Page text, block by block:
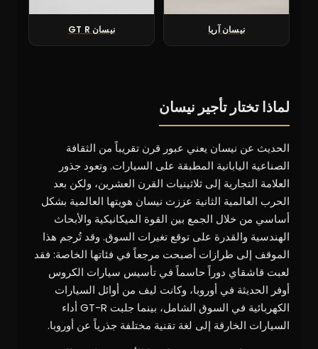
نيسان آريا نيسان GT R
لماذا تختار تأجير نيسان
الحديث عن نيسان يعني عبور قرن تقريباً من الثقافة
الصناعية اليابانية المطبقة على السيارات. وتعود جذور
العلامة التجارية إلى ثلاثينيات القرن العشرين، ولكن بعد
الحرب العالمية الثانية عززت نيسان هويتها العالمية بشكل
أساسي من خلال الجمع بين القوة الميكانيكية والأبحاث
الهندسية والقدرة على توقع تغيرات السوق. وقد تُرجم هذا
الموقف إلى طرازات أصبحت مرجعاً في فئاتها الخاصة: فقد
لعبت قاشقاي دوراً حاسماً في تأسيس سيارات الكروس
أوفر الحديثة في أوروبا، وكانت ليف من أوائل السيارات
الكهربائية في السوق الشامل، بينما جلبت GT-R أداء
السيارات الخارقة إلى لغة تقنية مختلفة جذرياً عن أوروبا.